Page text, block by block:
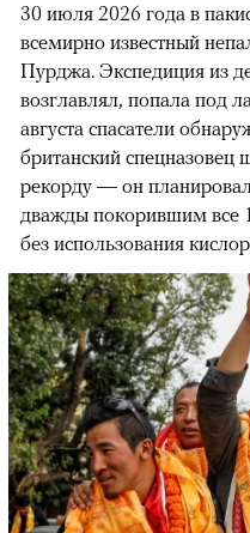
30 июля 2026 года в
всемирно известный
Пурджа. Экспедиция из
возглавлял, попала под
августа спасатели
британский спецназовец
рекорду — он
дважды покорившим все
без использования